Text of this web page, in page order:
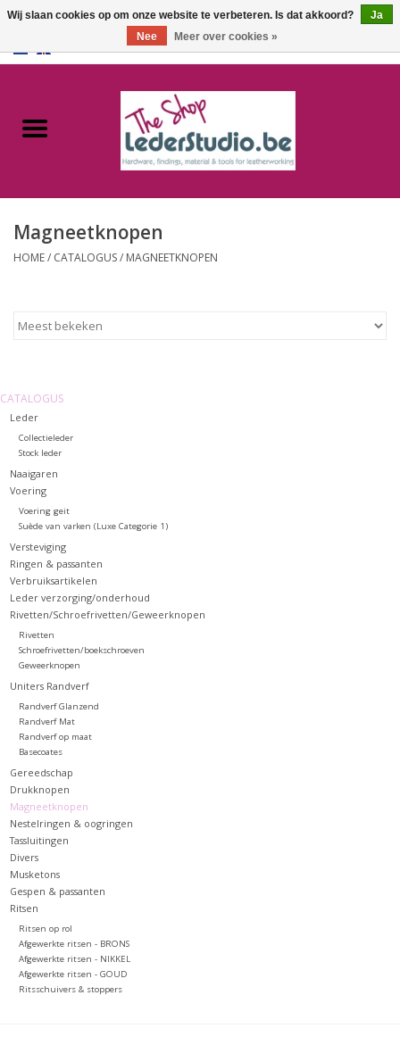
Catalogus
FAQ
Magneetknopen
HOME/ CATALOGUS/ MAGNEETKNOPEN
CATALOGUS
Leder
Collectieleder
Stock leder
Naaigaren
Voering
Voering geit
Suède van varken (Luxe Categorie 1)
Versteviging
Ringen & passanten
Verbruiksartikelen
Leder verzorging/onderhoud
Rivetten/Schroefrivetten/Geweerknopen
Rivetten
Schroefrivetten/boekschroeven
Geweerknopen
Uniters Randverf
Randverf Glanzend
Randverf Mat
Randverf op maat
Basecoates
Gereedschap
Drukknopen
Magneetknopen
Nestelringen & oogringen
Tassluitingen
Divers
Musketons
Gespen & passanten
Ritsen
Ritsen op rol
Afgewerkte ritsen - BRONS
Afgewerkte ritsen - NIKKEL
Afgewerkte ritsen - GOUD
Ritsschuivers & stoppers
Wij slaan cookies op om onze website te verbeteren. Is dat akkoord?
Ja
Nee
Meer over cookies »